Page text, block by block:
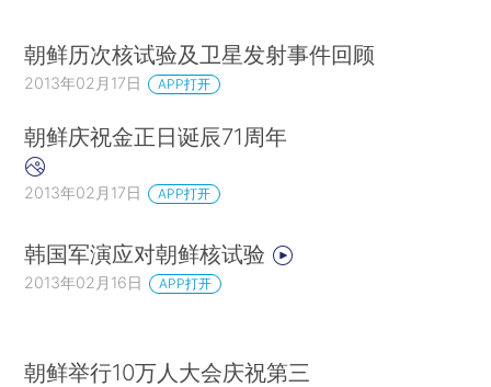
朝鲜历次核试验及卫星发射事件回顾
2013年02月17日 APP打开
朝鲜庆祝金正日诞辰71周年
2013年02月17日 APP打开
韩国军演应对朝鲜核试验
2013年02月16日 APP打开
朝鲜举行10万人大会庆祝第三